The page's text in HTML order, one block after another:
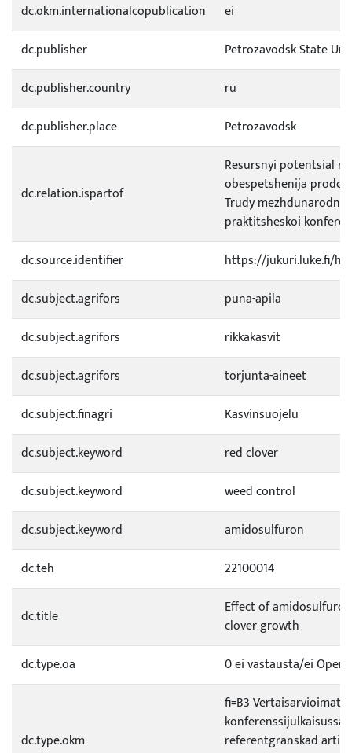
dc.okm.internationalcopublication
ei
dc.publisher
Petrozavodsk State
dc.publisher.country
ru
dc.publisher.place
Petrozavodsk
dc.relation.ispartof
Resursnyi potentsial
obespetshenija
Trudy
praktitsheskoi
dc.source.identifier
https://jukuri.luke.fi/
dc.subject.agrifors
puna-apila
dc.subject.agrifors
rikkakasvit
dc.subject.agrifors
torjunta-aineet
dc.subject.finagri
Kasvinsuojelu
dc.subject.keyword
red clover
dc.subject.keyword
weed control
dc.subject.keyword
amidosulfuron
dc.teh
22100014
dc.title
Effect of
clover growth
dc.type.oa
0 ei vastausta/ei Open
dc.type.okm
fi=B3
referentgranskad